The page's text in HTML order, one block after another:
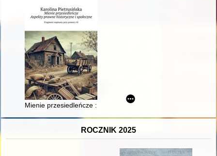
Mienie przesiedleńcze : aspekty prawne historyczne i
ROCZNIK 2025